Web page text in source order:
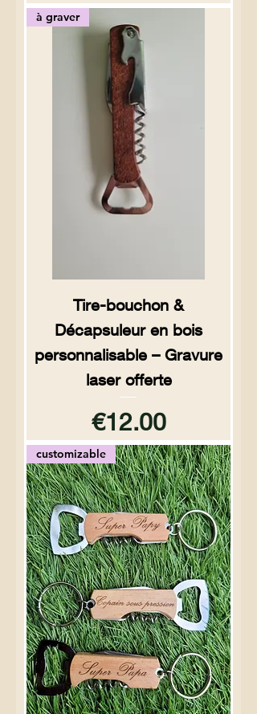
à graver
Tire-bouchon &
Décapsuleur en bois
personnalisable – Gravure
laser offerte
Price
€12.00
customizable